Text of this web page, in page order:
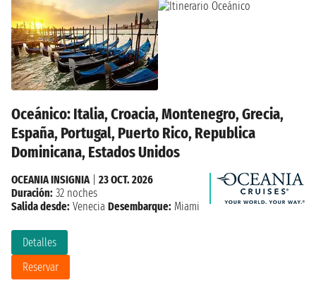
Oceánico: Italia, Croacia, Montenegro, Grecia,
España, Portugal, Puerto Rico, Republica
Dominicana, Estados Unidos
Detalles
Reservar
OCEANIA INSIGNIA| 23 OCT. 2026
Duración: 32 noches
Salida desde: Venecia Desembarque: Miami